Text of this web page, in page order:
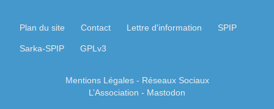
Plan du site Contact Lettre d'information SPIP
Sarka-SPIP GPLv3
Mentions Légales- Réseaux Sociaux
L’Association - Mastodon